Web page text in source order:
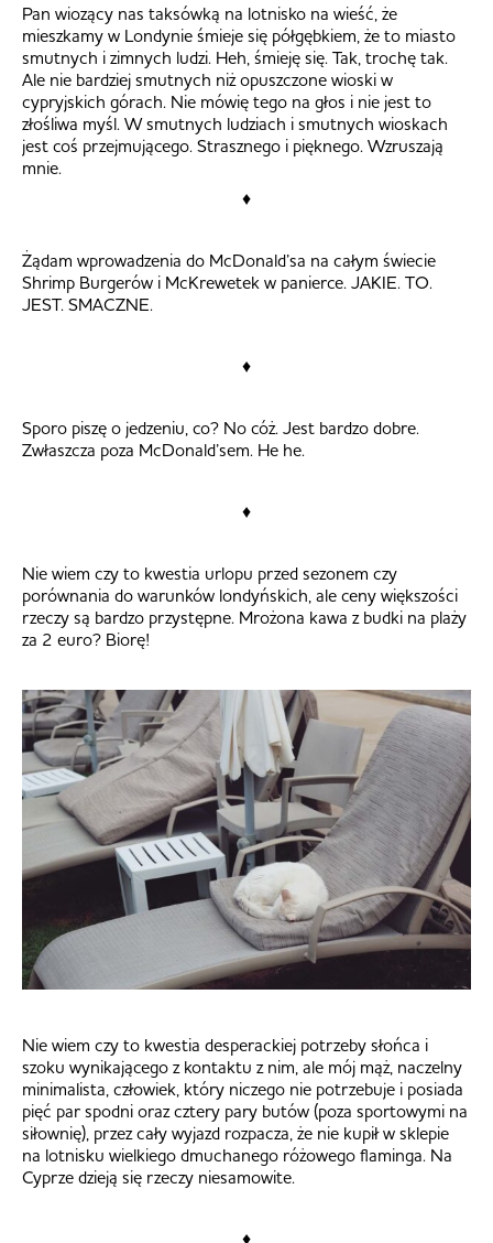
Pan wiozący nas taksówką na lotnisko na wieść, że
mieszkamy w Londynie śmieje się półgębkiem, że to miasto
smutnych i zimnych ludzi. Heh, śmieję się. Tak, trochę tak.
Ale nie bardziej smutnych niż opuszczone wioski w
cypryjskich górach. Nie mówię tego na głos i nie jest to
złośliwa myśl. W smutnych ludziach i smutnych wioskach
jest coś przejmującego. Strasznego i pięknego. Wzruszają
mnie.
♦
Żądam wprowadzenia do McDonald’sa na całym świecie
Shrimp Burgerów i McKrewetek w panierce. JAKIE. TO.
JEST. SMACZNE.
♦
Sporo piszę o jedzeniu, co? No cóż. Jest bardzo dobre.
Zwłaszcza poza McDonald’sem. He he.
♦
Nie wiem czy to kwestia urlopu przed sezonem czy
porównania do warunków londyńskich, ale ceny większości
rzeczy są bardzo przystępne. Mrożona kawa z budki na plaży
za 2 euro? Biorę!
Nie wiem czy to kwestia desperackiej potrzeby słońca i
szoku wynikającego z kontaktu z nim, ale mój mąż, naczelny
minimalista, człowiek, który niczego nie potrzebuje i posiada
pięć par spodni oraz cztery pary butów (poza sportowymi na
siłownię), przez cały wyjazd rozpacza, że nie kupił w sklepie
na lotnisku wielkiego dmuchanego różowego flaminga. Na
Cyprze dzieją się rzeczy niesamowite.
♦